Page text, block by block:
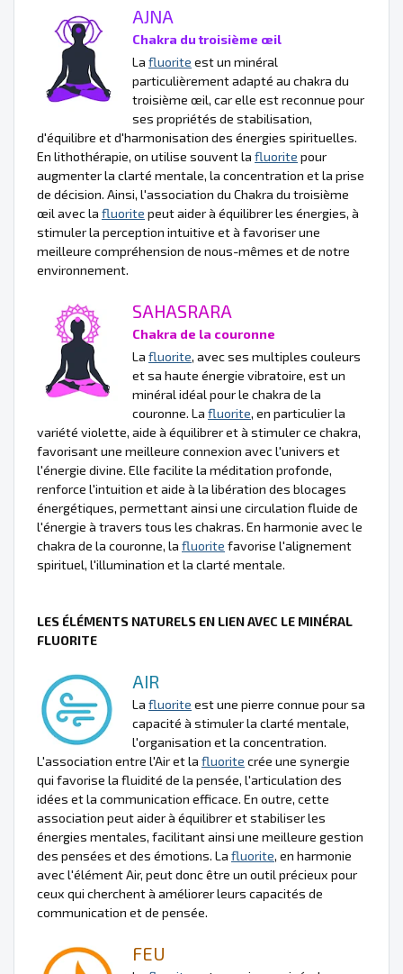
AJNA
Chakra du troisième œil
La fluorite est un minéral
particulièrement adapté au chakra du
troisième œil, car elle est reconnue pour
ses propriétés de stabilisation,
d'équilibre et d'harmonisation des énergies spirituelles.
En lithothérapie, on utilise souvent la fluorite pour
augmenter la clarté mentale, la concentration et la prise
de décision. Ainsi, l'association du Chakra du troisième
œil avec la fluorite peut aider à équilibrer les énergies, à
stimuler la perception intuitive et à favoriser une
meilleure compréhension de nous-mêmes et de notre
environnement.
SAHASRARA
Chakra de la couronne
La fluorite, avec ses multiples couleurs
et sa haute énergie vibratoire, est un
minéral idéal pour le chakra de la
couronne. La fluorite, en particulier la
variété violette, aide à équilibrer et à stimuler ce chakra,
favorisant une meilleure connexion avec l'univers et
l'énergie divine. Elle facilite la méditation profonde,
renforce l'intuition et aide à la libération des blocages
énergétiques, permettant ainsi une circulation fluide de
l'énergie à travers tous les chakras. En harmonie avec le
chakra de la couronne, la fluorite favorise l'alignement
spirituel, l'illumination et la clarté mentale.
LES ÉLÉMENTS NATURELS EN LIEN AVEC LE MINÉRAL
FLUORITE
AIR
La fluorite est une pierre connue pour sa
capacité à stimuler la clarté mentale,
l'organisation et la concentration.
L'association entre l'Air et la fluorite crée une synergie
qui favorise la fluidité de la pensée, l'articulation des
idées et la communication efficace. En outre, cette
association peut aider à équilibrer et stabiliser les
énergies mentales, facilitant ainsi une meilleure gestion
des pensées et des émotions. La fluorite, en harmonie
avec l'élément Air, peut donc être un outil précieux pour
ceux qui cherchent à améliorer leurs capacités de
communication et de pensée.
FEU